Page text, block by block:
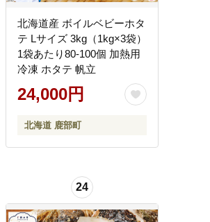
北海道産 ボイルベビーホタ
テ Lサイズ 3kg（1kg×3袋）
1袋あたり80-100個 加熱用
冷凍 ホタテ 帆立
24,000円
北海道 鹿部町
24